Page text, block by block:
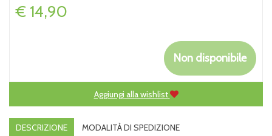
Prezzo
€ 14,90
Non disponibile
Aggiungi alla wishlist
DESCRIZIONE
MODALITÀ DI SPEDIZIONE